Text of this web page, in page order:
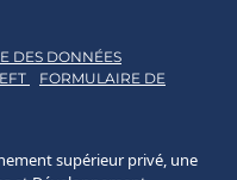
DES DONNÉES
FORMULAIRE DE